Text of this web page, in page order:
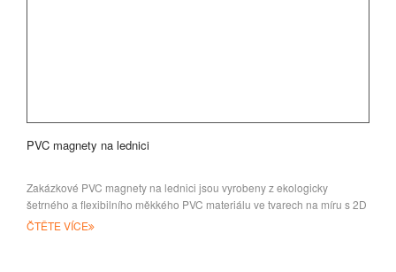
PVC magnety na lednici
Zakázkové PVC magnety na lednici jsou vyrobeny z ekologicky
šetrného a flexibilního měkkého PVC materiálu ve tvarech na míru s 2D
nebo 3D logem
ČTĚTE VÍCE